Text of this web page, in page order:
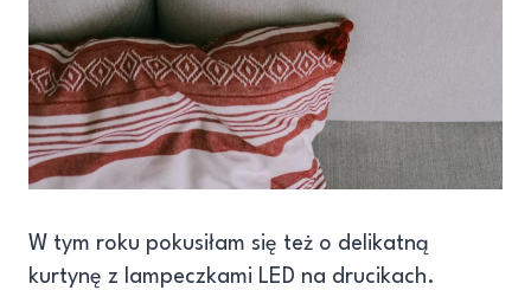
W tym roku pokusiłam się też o delikatną
kurtynę z lampeczkami LED na drucikach.